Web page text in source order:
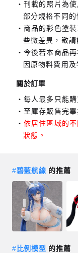
刊載的照片為
部分規格不同的
商品的彩色塗
些微差異，敬請
今後若本商品
因原物料費用
關於訂單
每人最多只能購
至庫存販售完畢
依居住區域的
狀態。
#碧藍航線 的推薦
# 比例模型 的推薦